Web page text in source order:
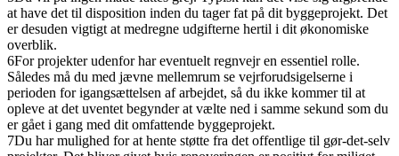
at have det til disposition inden du tager fat på dit byggeprojekt. Det
er desuden vigtigt at medregne udgifterne hertil i dit økonomiske
overblik.
6For projekter udenfor har eventuelt regnvejr en essentiel rolle.
Således må du med jævne mellemrum se vejrforudsigelserne i
perioden for igangsættelsen af arbejdet, så du ikke kommer til at
opleve at det uventet begynder at vælte ned i samme sekund som du
er gået i gang med dit omfattende byggeprojekt.
7Du har mulighed for at hente støtte fra det offentlige til gør-det-selv